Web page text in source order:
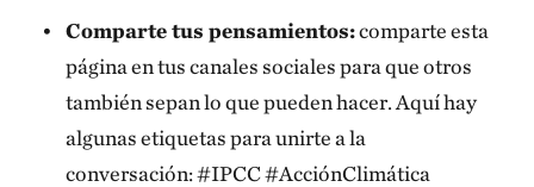
Comparte tus pensamientos:comparte esta
página en tus canales sociales para que otros
también sepan lo que pueden hacer. Aquí hay
algunas etiquetas para unirte a la
conversación: #IPCC #AcciónClimática